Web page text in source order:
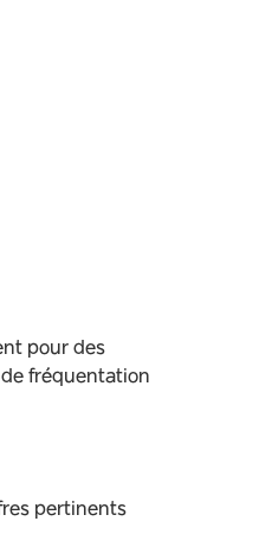
pour des
de fréquentation
pertinents